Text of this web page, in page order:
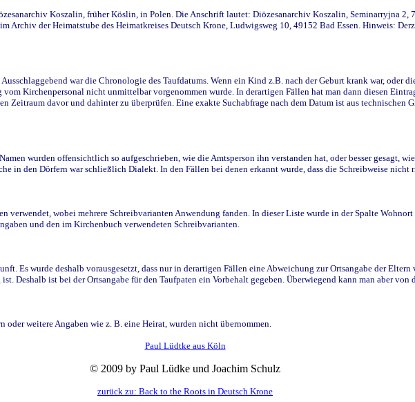
Koszalin, früher Köslin, in Polen. Die Anschrift lautet: Diözesanarchiv Koszalin, Seminarryjna 2,
Archiv der Heimatstube des Heimatkreises Deutsch Krone, Ludwigsweg 10, 49152 Bad Essen. Hinweis:
war die Chronologie des Taufdatums. Wenn ein Kind z.B. nach der Geburt krank war, oder
Kirchenpersonal nicht unmittelbar vorgenommen wurde. In derartigen Fällen hat man dann diesen
Zeitraum davor und dahinter zu überprüfen. Eine exakte Suchabfrage nach dem Datum ist aus technischen
wurden offensichtlich so aufgeschrieben, wie die Amtsperson ihn verstanden hat, oder besser gesagt,
in den Dörfern war schließlich Dialekt. In den Fällen bei denen erkannt wurde, dass die Schreibweise
verwendet, wobei mehrere Schreibvarianten Anwendung fanden. In dieser Liste wurde in der Spalte
und den im Kirchenbuch verwendeten Schreibvarianten.
Es wurde deshalb vorausgesetzt, dass nur in derartigen Fällen eine Abweichung zur Ortsangabe der
Deshalb ist bei der Ortsangabe für den Taufpaten ein Vorbehalt gegeben. Überwiegend kann man aber von
weitere Angaben wie z. B. eine Heirat, wurden nicht übernommen.
Paul Lüdtke aus Köln
© 2009 by Paul Lüdke und Joachim Schulz
zurück zu: Back to the Roots in Deutsch Krone